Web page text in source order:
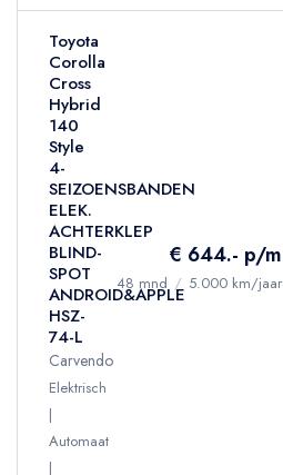
Toyota
Corolla
Cross
Hybrid
140
Style
4-
SEIZOENSBANDEN
ELEK.
ACHTERKLEP
BLIND-
SPOT
ANDROID&APPLE
HSZ-
74-L
Carvendo
Elektrisch
Automaat
€ 644.- p/m
48 mnd / 5.000 km/jaar